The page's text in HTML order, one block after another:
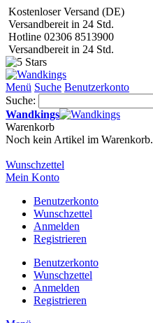
Kostenloser Versand (DE)
Versandbereit in 24 Std.
Hotline 02306 8513900
Versandbereit in 24 Std.
Menü Suche Benutzerkonto
Suche:
Wandkings
Warenkorb
Noch kein Artikel im Warenkorb.
Wunschzettel
Mein Konto
Benutzerkonto
Wunschzettel
Anmelden
Registrieren
Benutzerkonto
Wunschzettel
Anmelden
Registrieren